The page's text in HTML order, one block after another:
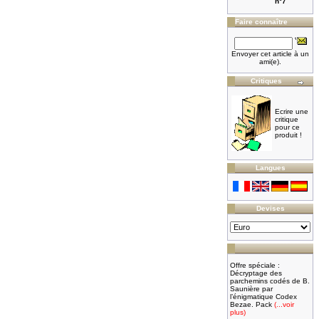
Faire connaître
Envoyer cet article à un
ami(e).
Critiques
Ecrire une
critique
pour ce
produit !
Langues
Devises
Offre spéciale :
Décryptage des
parchemins codés de B.
Saunière par
l’énigmatique Codex
Bezae. Pack (...voir
plus)